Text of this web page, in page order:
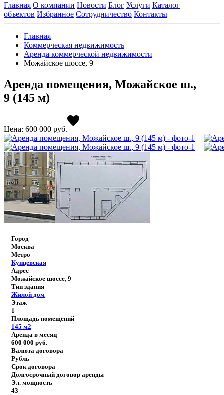
Главная О компании Новости Блог Услуги Каталог
объектов Избранное Сотрудничество Контакты
Главная
Коммерческая недвижимость
Аренда коммерческой недвижимости
Можайское шоссе, 9
Аренда помещения, Можайское ш.,
9 (145 м)
Цена: 600 000 руб.
Город
Москва
Метро
Кунцевская
Адрес
Можайское шоссе, 9
Тип здания
Жилой дом
Этаж
1
Площадь помещений
145 м2
Аренда в месяц
600 000 руб.
Валюта договора
Рубль
Срок договора
Долгосрочный договор аренды
Эл. мощность
43